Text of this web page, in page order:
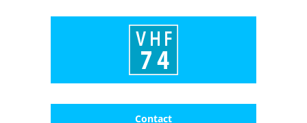
Contact